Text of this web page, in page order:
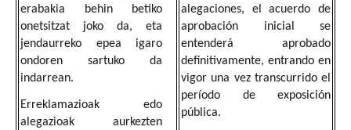
erabakia behin betiko
onetsitzat joko da, eta
jendaurreko epea igaro
ondoren sartuko da
indarrean.
Erreklamazioak edo
alegazioak aurkezten
alegaciones, el acuerdo de
aprobación inicial se
entenderá aprobado
definitivamente, entrando en
vigor una vez transcurrido el
período de exposición
pública.